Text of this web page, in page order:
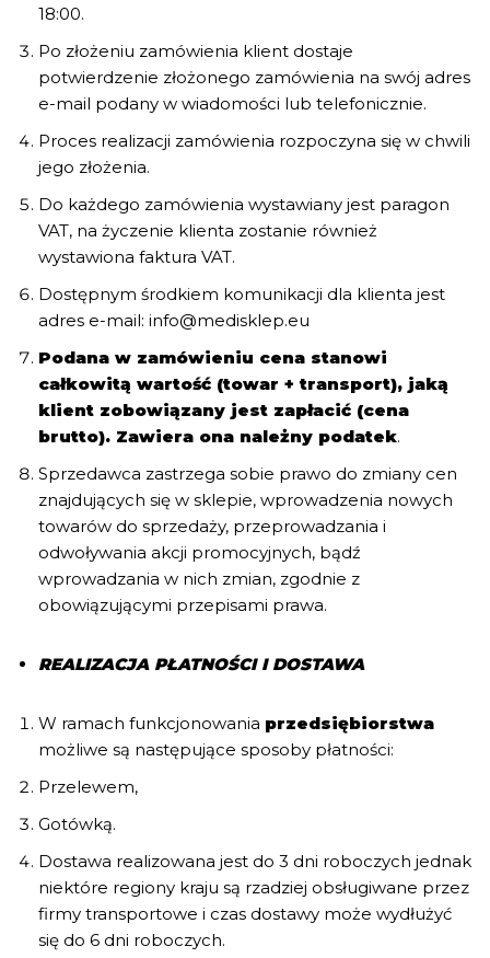
18:00.
Po złożeniu zamówienia klient dostaje
potwierdzenie złożonego zamówienia na swój adres
e-mail podany w wiadomości lub telefonicznie.
Proces realizacji zamówienia rozpoczyna się w chwili
jego złożenia.
Do każdego zamówienia wystawiany jest paragon
VAT, na życzenie klienta zostanie również
wystawiona faktura VAT.
Dostępnym środkiem komunikacji dla klienta jest
adres e-mail: info@medisklep.eu
Podana w zamówieniu cena stanowi
całkowitą wartość (towar + transport), jaką
klient zobowiązany jest zapłacić (cena
brutto). Zawiera ona należny podatek.
Sprzedawca zastrzega sobie prawo do zmiany cen
znajdujących się w sklepie, wprowadzenia nowych
towarów do sprzedaży, przeprowadzania i
odwoływania akcji promocyjnych, bądź
wprowadzania w nich zmian, zgodnie z
obowiązującymi przepisami prawa.
REALIZACJA PŁATNOŚCI I DOSTAWA
W ramach funkcjonowania przedsiębiorstwa
możliwe są następujące sposoby płatności:
Przelewem,
Gotówką.
Dostawa realizowana jest do 3 dni roboczych jednak
niektóre regiony kraju są rzadziej obsługiwane przez
firmy transportowe i czas dostawy może wydłużyć
się do 6 dni roboczych.